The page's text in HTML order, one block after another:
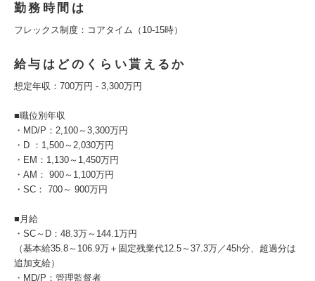
勤務時間は
フレックス制度：コアタイム（10-15時）
給与はどのくらい貰えるか
想定年収：700万円 - 3,300万円
■職位別年収
・MD/P：2,100～3,300万円
・D ：1,500～2,030万円
・EM：1,130～1,450万円
・AM： 900～1,100万円
・SC： 700～ 900万円
■月給
・SC～D：48.3万～144.1万円
（基本給35.8～106.9万＋固定残業代12.5～37.3万／45h分、超過分は
追加支給）
・MD/P：管理監督者